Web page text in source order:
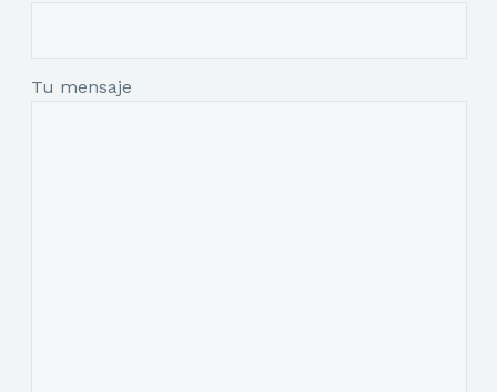
Tu mensaje